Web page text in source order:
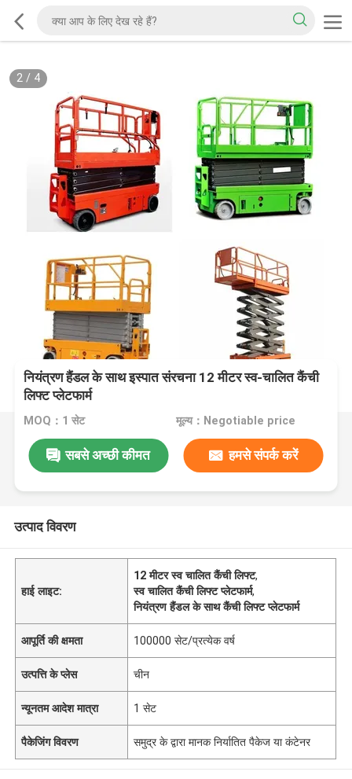
2/ 4
नियंत्रण हैंडल के साथ इस्पात संरचना 12 मीटर स्व-चालित कैंची
लिफ्ट प्लेटफार्म
MOQ：1 सेट मूल्य：Negotiable price
सबसे अच्छी कीमत हमसे संपर्क करें
उत्पाद विवरण
हाई लाइट:
12 मीटर स्व चालित कैंची लिफ्ट,
स्व चालित कैंची लिफ्ट प्लेटफार्म,
नियंत्रण हैंडल के साथ कैंची लिफ्ट प्लेटफार्म
आपूर्ति की क्षमता 100000 सेट/प्रत्येक वर्ष
उत्पत्ति के प्लेस चीन
न्यूनतम आदेश मात्रा 1 सेट
पैकेजिंग विवरण समुद्र के द्वारा मानक निर्यातित पैकेज या कंटेनर